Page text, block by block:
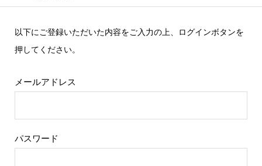
以下にご登録いただいた内容をご入力の上、ログインボタンを
押してください。
メールアドレス
パスワード